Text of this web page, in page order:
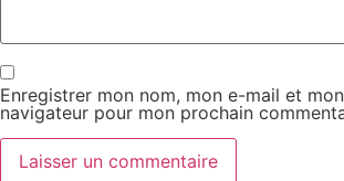
Enregistrer mon nom, mon e-mail et
navigateur pour mon prochain